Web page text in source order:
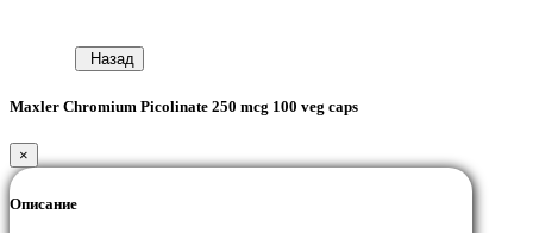
Назад
Maxler Chromium Picolinate 250 mcg 100 veg caps
×
Описание